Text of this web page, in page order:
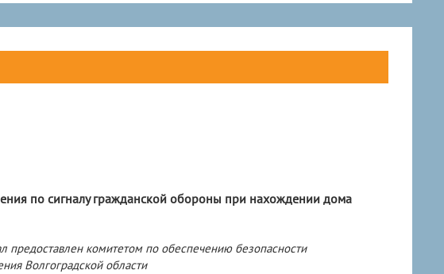
по сигналу гражданской обороны при нахождении дома
комитетом по обеспечению безопасности
Волгоградской области